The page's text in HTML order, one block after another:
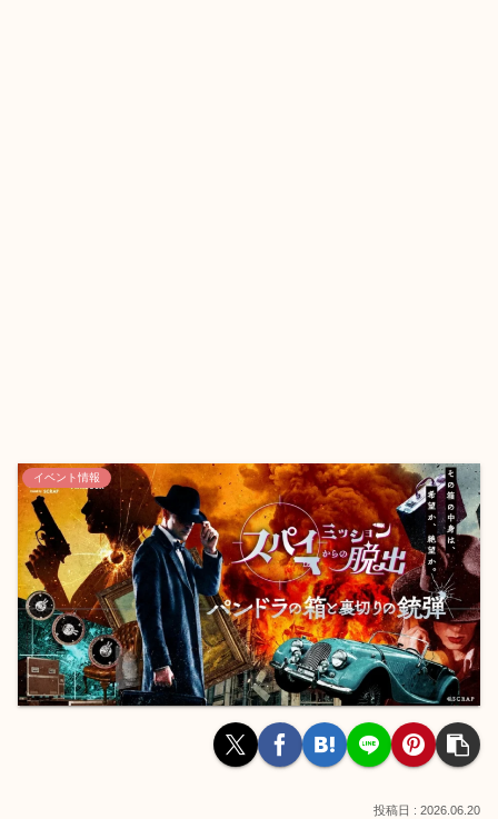
イベント情報
2026.06.20